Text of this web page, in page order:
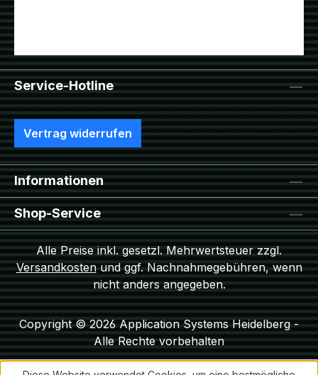
Service-Hotline
Vertrag widerrufen
Informationen
Shop-Service
Alle Preise inkl. gesetzl. Mehrwertsteuer zzgl.
Versandkostenund ggf. Nachnahmegebühren, wenn
nicht anders angegeben.
Copyright © 2026 Application Systems Heidelberg -
Alle Rechte vorbehalten